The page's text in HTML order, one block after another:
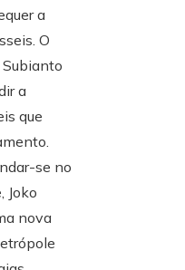
a
O
a
que
se no
Joko
nova